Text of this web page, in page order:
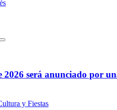
será anunciado por
y Fiestas